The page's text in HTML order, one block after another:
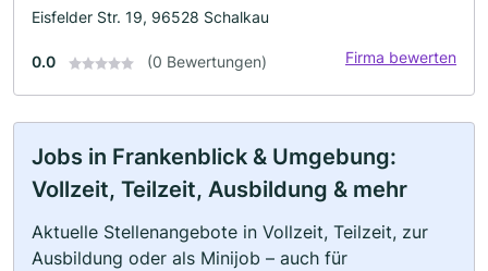
Eisfelder Str. 19, 96528 Schalkau
0.0 (0 Bewertungen) Firma bewerten
Jobs in Frankenblick & Umgebung:
Vollzeit, Teilzeit, Ausbildung & mehr
Aktuelle Stellenangebote in Vollzeit, Teilzeit, zur
Ausbildung oder als Minijob – auch für